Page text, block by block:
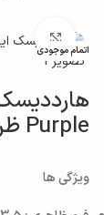
اتمام موجودی
Purple ظرفیت 2 ترابایت
ویژگی ها